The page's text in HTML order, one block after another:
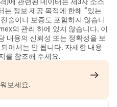
는 정보 제공 목적에 한해 “있는
술이나 보증도 포함하지 않습니
의 관리 하에 있지 않습니다. 이
내용의 신뢰성 또는 정확성을 보
어서는 안 됩니다. 자세한 내용
를 참조해 주세요.
보세요.